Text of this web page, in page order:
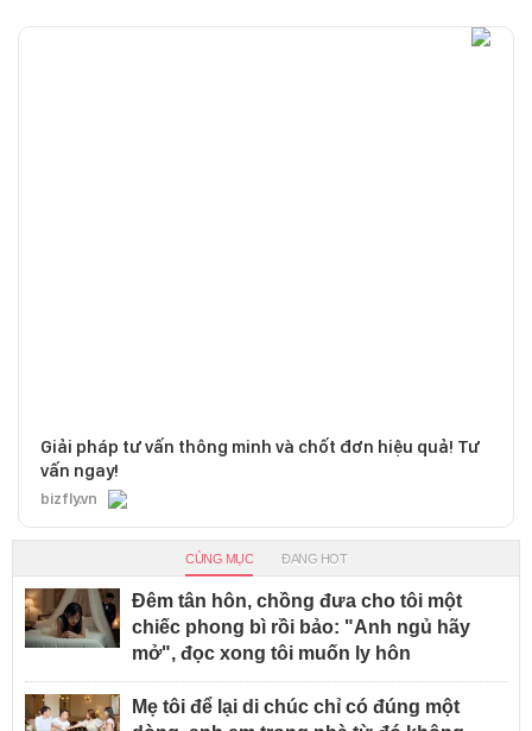
Giải pháp tư vấn thông minh và chốt đơn hiệu quả! Tư
vấn ngay!
bizfly.vn
CÙNG MỤC ĐANG HOT
Đêm tân hôn, chồng đưa cho tôi một
chiếc phong bì rồi bảo: "Anh ngủ hãy
mở", đọc xong tôi muốn ly hôn
Mẹ tôi để lại di chúc chỉ có đúng một